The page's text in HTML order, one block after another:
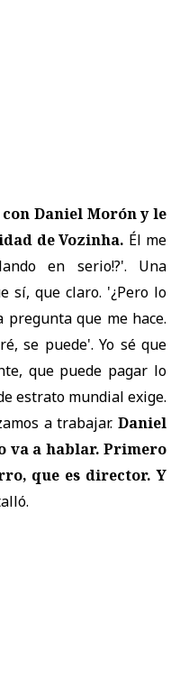
Daniel Morón y le
de Vozinha. Él me
en serio!?'. Una
sí, que claro. '¿Pero lo
pregunta que me hace.
se puede'. Yo sé que
que puede pagar lo
estrato mundial exige.
a trabajar. Daniel
va a hablar. Primero
que es director. Y